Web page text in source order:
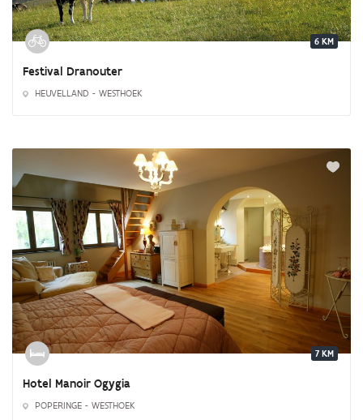
6 KM
Festival Dranouter
HEUVELLAND - WESTHOEK
7 KM
Hotel Manoir Ogygia
POPERINGE - WESTHOEK